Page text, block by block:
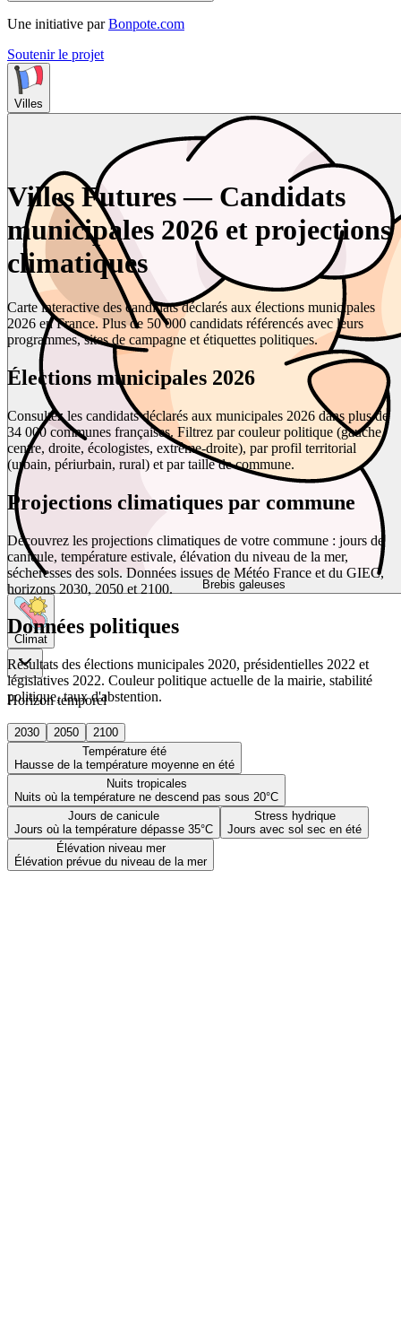
Une initiative par Bonpote.com
Soutenir le projet
Villes
Brebis galeuses
Climat
Horizon temporel
2030 2050
2100
Température été
Hausse de la température moyenne en été
Nuits tropicales
Nuits où la température ne descend pas sous 20°C
Jours de canicule
Jours où la température dépasse 35°C
Stress hydrique
Jours avec sol sec en été
Élévation niveau mer
Élévation prévue du niveau de la mer
Villes Futures — Candidats
municipales 2026 et projections
climatiques
Carte interactive des candidats déclarés aux élections municipales
2026 en France. Plus de 50 000 candidats référencés avec leurs
programmes, sites de campagne et étiquettes politiques.
Élections municipales 2026
Consultez les candidats déclarés aux municipales 2026 dans plus de
34 000 communes françaises. Filtrez par couleur politique (gauche,
centre, droite, écologistes, extrême-droite), par profil territorial
(urbain, périurbain, rural) et par taille de commune.
Projections climatiques par commune
Découvrez les projections climatiques de votre commune : jours de
canicule, température estivale, élévation du niveau de la mer,
sécheresses des sols. Données issues de Météo France et du GIEC,
horizons 2030, 2050 et 2100.
Données politiques
Résultats des élections municipales 2020, présidentielles 2022 et
législatives 2022. Couleur politique actuelle de la mairie, stabilité
politique, taux d'abstention.